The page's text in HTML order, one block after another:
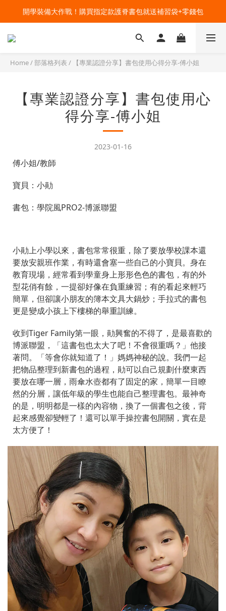
🔥今夏最夯 Pokémon 寶可夢書包現貨熱賣中！開心迎接新學期！
開學裝備大作戰！購買指定款護脊書包就送補習袋+零錢包
🔥今夏最夯 Pokémon 寶可夢書包現貨熱賣中！開心迎接新學期！
Home/部落格列表 / 【專業認證分享】書包使用心得分享-傅小姐
【專業認證分享】書包使用心
得分享-傅小姐
2023-01-16
傅小姐/教師
寶貝：小勛
書包：學院風PRO2-博派聯盟
小勛上小學以來，書包常常很重，除了要放學校課本還
要放安親班作業，有時還會塞一些自己的小寶貝。身在
教育現場，經常看到學童身上形形色色的書包，有的外
型花俏有餘，一提卻好像在負重練習；有的看起來輕巧
簡單，但卻讓小朋友的簿本文具大鍋炒；手拉式的書包
更是變成小孩上下樓梯的舉重訓練。
收到Tiger Family第一眼，勛興奮的不得了，是最喜歡的
博派聯盟，「這書包也太大了吧！不會很重嗎？」他接
著問。「等會你就知道了！」媽媽神秘的說。我們一起
把物品整理到新書包的過程，勛可以自己規劃什麼東西
要放在哪一層，雨傘水壺都有了固定的家，簡單一目瞭
然的分層，讓低年級的學生也能自己整理書包。最神奇
的是，明明都是一樣的內容物，換了一個書包之後，背
起來感覺卻變輕了！還可以單手操控書包開關，實在是
太方便了！